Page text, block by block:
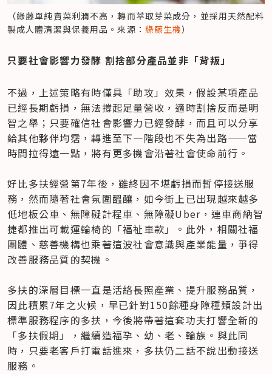
（綠藤單純賣菜利潤不高，轉而萃取芽菜成分，並採用天然配料
製成人體清潔與保養用品。來源： 綠藤生機）
只要社會影響力發酵 割捨部分產品並非「背叛」
不過，上述策略有時僅具「助攻」效果，假設某項產品
已經長期虧損，無法撐起足量營收，適時割捨反而是明
智之舉；只要確信社會影響力已經發酵，而且可以分享
給其他夥伴均霑，轉進至下一階段也不失為出路——當
時間拉得遠一點，將有更多機會沿著社會使命前行。
好比多扶經營第7年後，雖終因不堪虧損而暫停接送服
務，然而隨著社會氛圍醞釀，如今街上已出現越來越多
低地板公車、無障礙計程車、無障礙Uber，連車商納智
捷都推出可載運輪椅的「福祉車款」。此外，相關社福
團體、慈善機構也乘著這波社會意識與產業能量，爭得
改善服務品質的契機。
多扶的深層目標一直是活絡長照產業、提升服務品質，
因此積累7年之火候，早已針對150餘種身障種類設計出
標準服務程序的多扶，今後將帶著這套功夫打響全新的
「多扶假期」，繼續造福孕、幼、老、輪族。與此同
時，只要老客戶打電話進來，多扶仍二話不說出動接送
服務。